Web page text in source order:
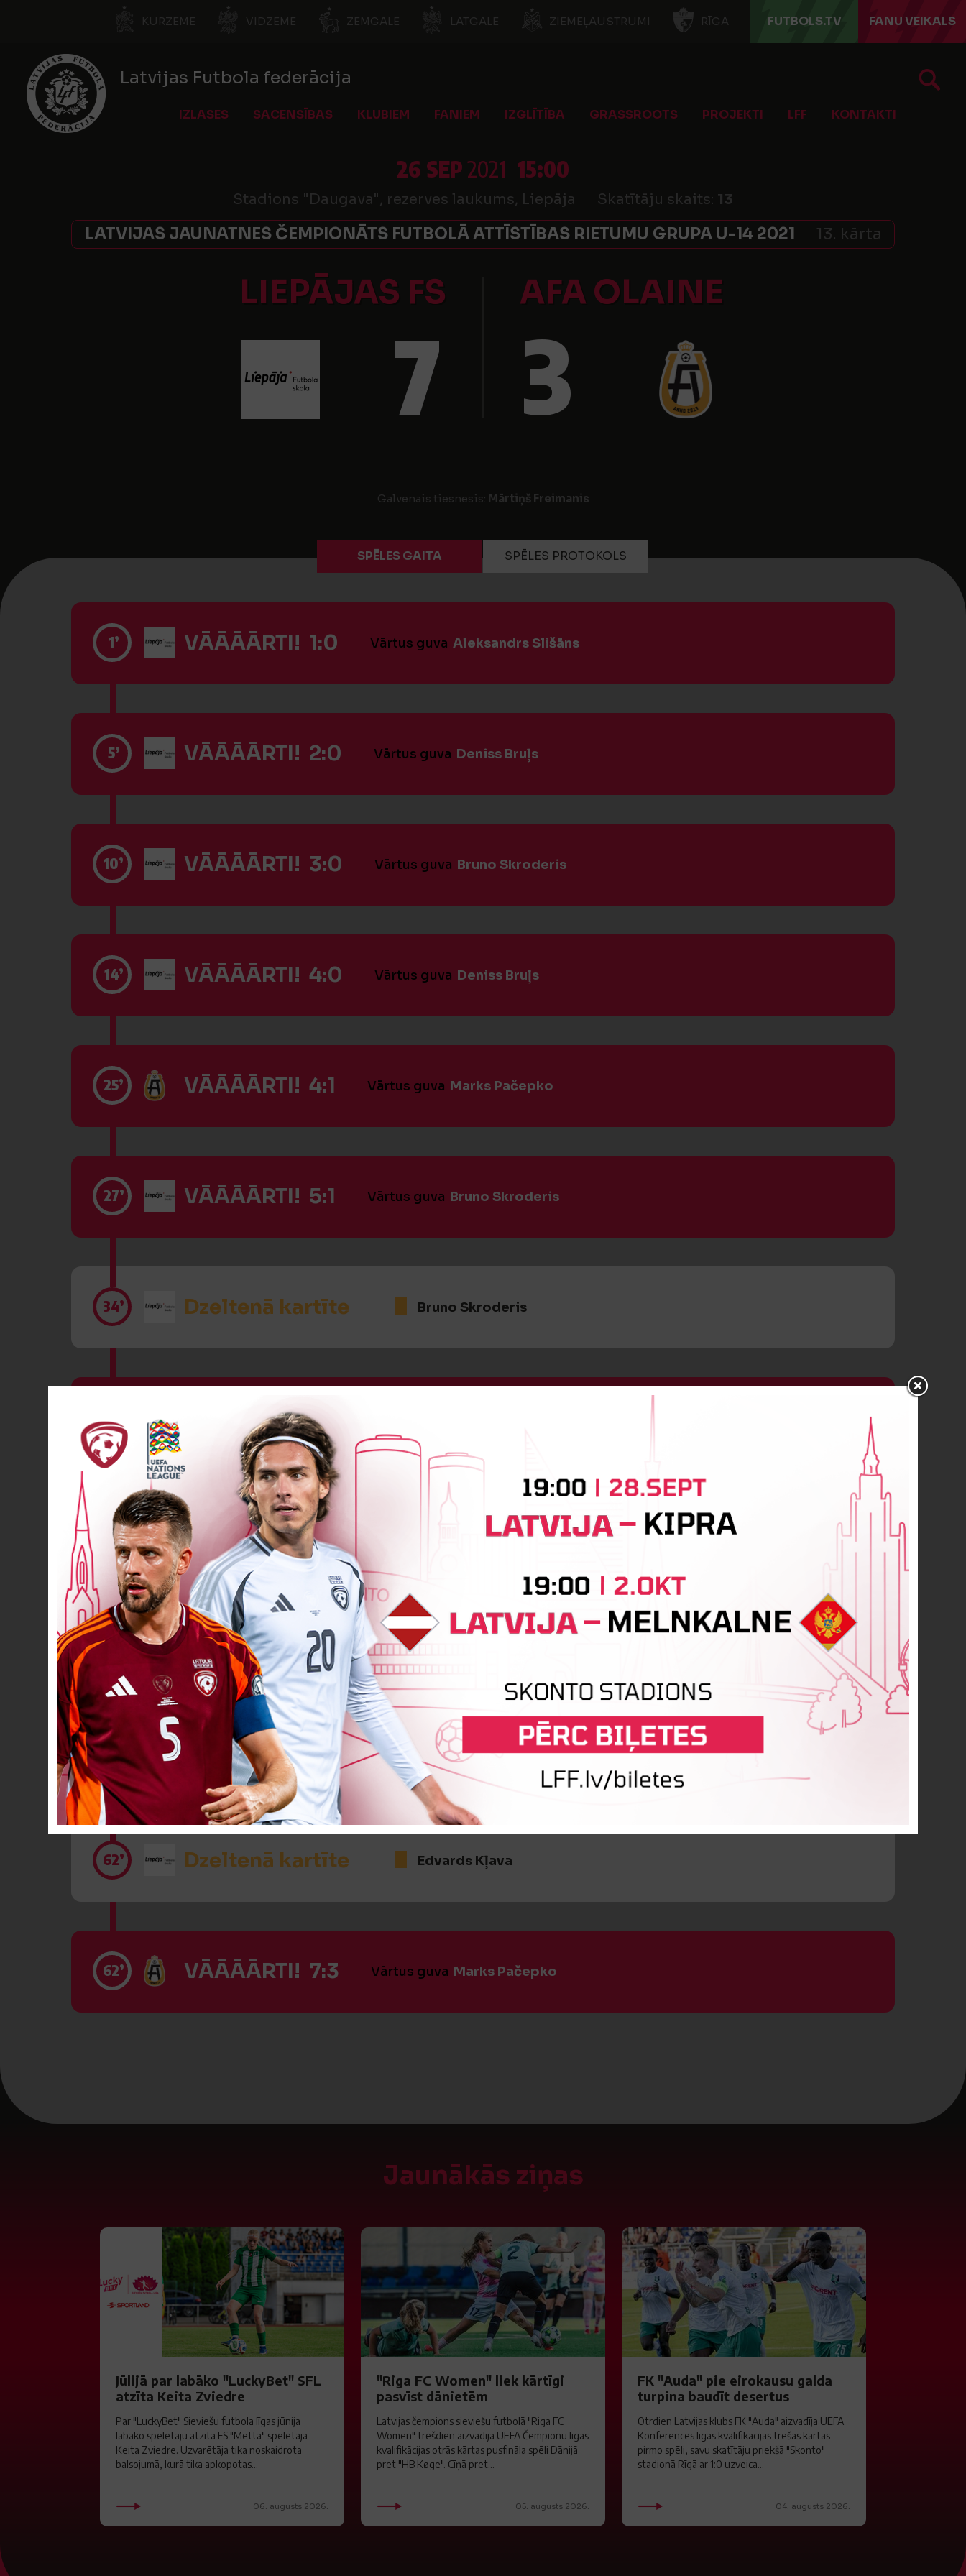
KURZEME VIDZEME ZEMGALE LATGALE ZIEMEĻAUSTRUMI RĪGA FUTBOLS.TV FANU VEIKALS
Latvijas Futbola federācija
IZLASES SACENSĪBAS KLUBIEM FANIEM IZGLĪTĪBA GRASSROOTS PROJEKTI LFF KONTAKTI
26 SEP2021 15:00
Stadions "Daugava", rezerves laukums, Liepāja Skatītāju skaits: 13
LATVIJAS JAUNATNES ČEMPIONĀTS FUTBOLĀ ATTĪSTĪBAS RIETUMU GRUPA U-14 2021 13. kārta
LIEPĀJAS FS AFA OLAINE
7 3
Galvenais tiesnesis: Mārtiņš Freimanis
SPĒLES GAITA SPĒLES PROTOKOLS
1’ VĀĀĀĀRTI! 1:0 Vārtus guva Aleksandrs Slišāns
5’ VĀĀĀĀRTI! 2:0 Vārtus guva Deniss Bruļs
10’ VĀĀĀĀRTI! 3:0 Vārtus guva Bruno Skroderis
14’ VĀĀĀĀRTI! 4:0 Vārtus guva Deniss Bruļs
25’ VĀĀĀĀRTI! 4:1 Vārtus guva Marks Pačepko
27’ VĀĀĀĀRTI! 5:1 Vārtus guva Bruno Skroderis
34’ Dzeltenā kartīte Bruno Skroderis
41’ VĀĀĀĀRTI! 6:1
45’ VĀĀĀĀRTI! 7:1 Vārtus guva Aleksandrs Slišāns
48’ VĀĀĀĀRTI! 7:2 Vārtus guva
52’ Dzeltenā kartīte Marks Pačepko
62’ Dzeltenā kartīte Edvards Kļava
62’ VĀĀĀĀRTI! 7:3 Vārtus guva Marks Pačepko
Jaunākās ziņas
Jūlijā par labāko "LuckyBet" SFL
atzīta Keita Zviedre
Par "LuckyBet" Sieviešu futbola līgas jūnija
labāko spēlētāju atzīta FS "Metta" spēlētāja
Keita Zviedre. Uzvarētāja tika noskaidrota
balsojumā, kurā tika apkopotas...
06. augusts 2026.
"Riga FC Women" liek kārtīgi
pasvīst dānietēm
Latvijas čempions sieviešu futbolā "Riga FC
Women" trešdien aizvadīja UEFA Čempionu līgas
kvalifikācijas otrās kārtas pusfināla spēli Dānijā
pret "HB Køge". Cīņā pret...
05. augusts 2026.
FK "Auda" pie eirokausu galda
turpina baudīt desertus
Otrdien Latvijas klubs FK "Auda" aizvadīja UEFA
Konferences līgas kvalifikācijas trešās kārtas
pirmo spēli, savu skatītāju priekšā "Skonto"
stadionā Rīgā ar 1:0 uzveica...
04. augusts 2026.